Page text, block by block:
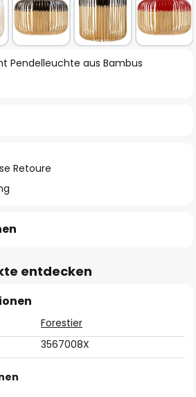
Pendelleuchte aus Bambus
Retoure
entdecken
Forestier
3567008X